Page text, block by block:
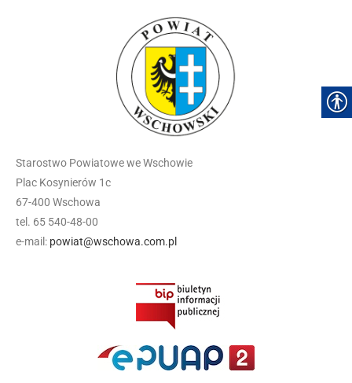
Starostwo Powiatowe we Wschowie
Plac Kosynierów 1c
67-400 Wschowa
tel. 65 540-48-00
e-mail: powiat@wschowa.com.pl